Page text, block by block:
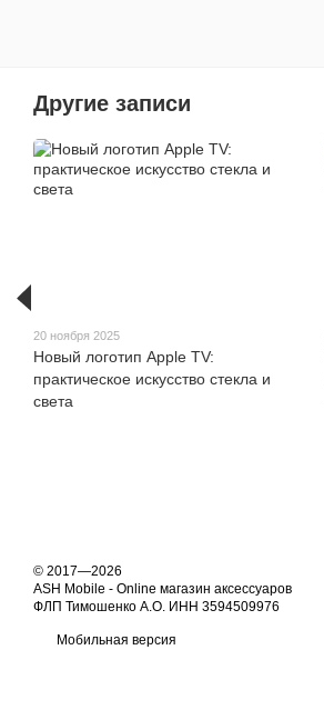
Другие записи
20 ноября 2025
Новый логотип Apple TV:
практическое искусство стекла и
света
© 2017—2026
ASH Mobile - Online магазин аксессуаров
ФЛП Тимошенко А.О. ИНН 3594509976
Мобильная версия